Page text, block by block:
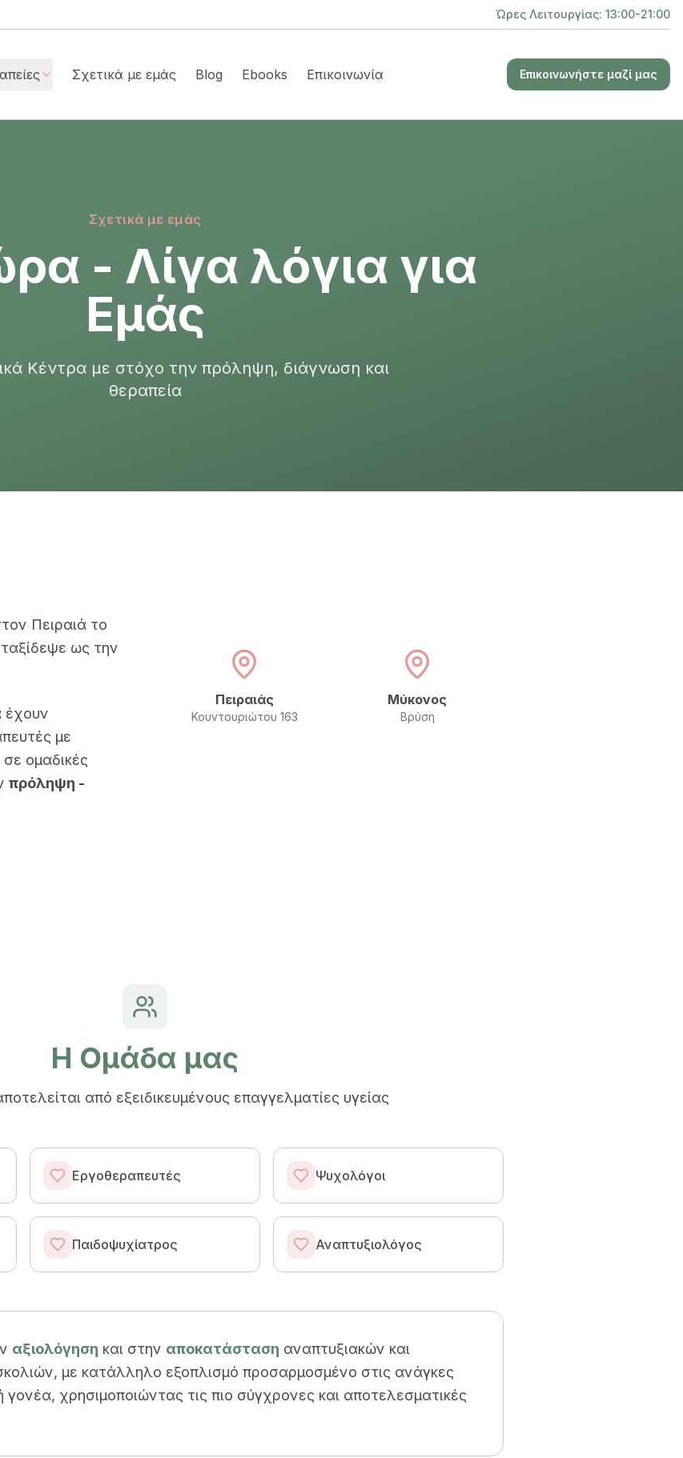
Ώρες Λειτουργίας: 13:00-21:00
Σχετικά με εμάς Blog Ebooks Επικοινωνία Επικοινωνήστε μαζί μας
Σχετικά με εμάς
- Λίγα λόγια για
Εμάς
Κέντρα με στόχο την πρόληψη, διάγνωση και
θεραπεία
Πειραιά το
ως την
έχουν
με
ομαδικές
πρόληψη -
Πειραιάς
Κουντουριώτου 163
Μύκονος
Βρύση
Η Ομάδα μας
από εξειδικευμένους επαγγελματίες υγείας
Εργοθεραπευτές Ψυχολόγοι
Παιδοψυχίατρος Αναπτυξιολόγος
αξιολόγηση και στην αποκατάσταση αναπτυξιακών και
με κατάλληλο εξοπλισμό προσαρμοσμένο στις ανάγκες
γονέα, χρησιμοποιώντας τις πιο σύγχρονες και αποτελεσματικές